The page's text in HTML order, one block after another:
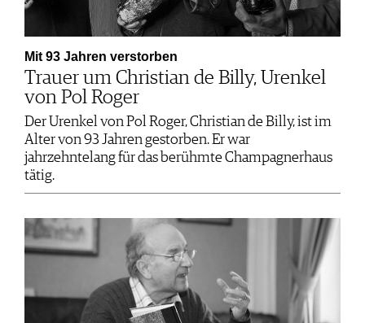
Mit 93 Jahren verstorben
Trauer um Christian de Billy, Urenkel
von Pol Roger
Der Urenkel von Pol Roger, Christian de Billy, ist im
Alter von 93 Jahren gestorben. Er war
jahrzehntelang für das berühmte Champagnerhaus
tätig.